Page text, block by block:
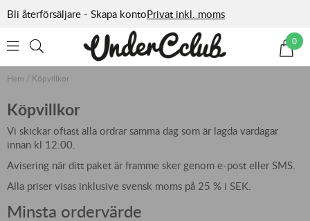
Bli återförsäljare - Skapa kontoPrivat inkl. moms
0
Hem / Köpvillkor
Köpvillkor
Vi skickar oftast alla ordrar samma dag som är lagda vardagar
innan kl 12:00.
Avisering när ditt paket är framme sker genom e-post eller SMS.
Alla priser visas inklusive svensk moms på 25 % i SEK.
Minsta ordervärde